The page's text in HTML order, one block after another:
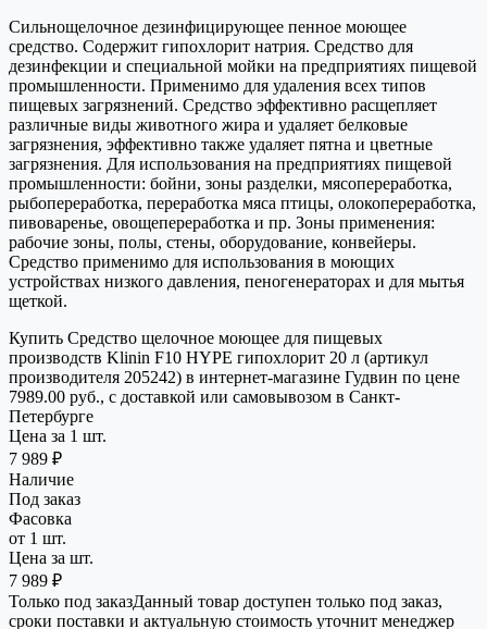
Сильнощелочное дезинфицирующее пенное моющее
средство. Содержит гипохлорит натрия. Средство для
дезинфекции и специальной мойки на предприятиях пищевой
промышленности. Применимо для удаления всех типов
пищевых загрязнений. Средство эффективно расщепляет
различные виды животного жира и удаляет белковые
загрязнения, эффективно также удаляет пятна и цветные
загрязнения. Для использования на предприятиях пищевой
промышленности: бойни, зоны разделки, мясопереработка,
рыбопереработка, переработка мяса птицы, олокопереработка,
пивоваренье, овощепереработка и пр. Зоны применения:
рабочие зоны, полы, стены, оборудование, конвейеры.
Средство применимо для использования в моющих
устройствах низкого давления, пеногенераторах и для мытья
щеткой.
Купить Средство щелочное моющее для пищевых
производств Klinin F10 HYPE гипохлорит 20 л (артикул
производителя 205242) в интернет-магазине Гудвин по цене
7989.00 руб., с доставкой или самовывозом в Санкт-
Петербурге
Цена за 1 шт.
7 989 ₽
Наличие
Под заказ
Фасовка
от 1 шт.
Цена за шт.
7 989 ₽
Только под заказДанный товар доступен только под заказ,
сроки поставки и актуальную стоимость уточнит менеджер